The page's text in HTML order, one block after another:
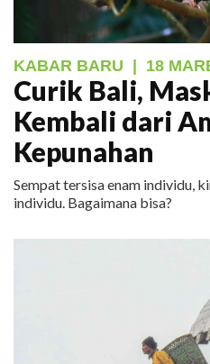
KABAR BARU 18
Curik Bali,
Kembali dari
Kepunahan
Sempat tersisa enam individu,
individu. Bagaimana bisa?